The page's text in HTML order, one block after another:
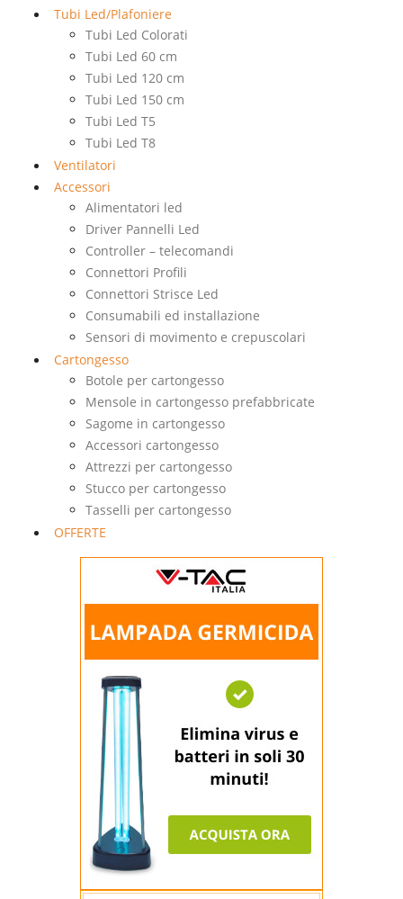
Tubi Led/Plafoniere
Tubi Led Colorati
Tubi Led 60 cm
Tubi Led 120 cm
Tubi Led 150 cm
Tubi Led T5
Tubi Led T8
Ventilatori
Accessori
Alimentatori led
Driver Pannelli Led
Controller – telecomandi
Connettori Profili
Connettori Strisce Led
Consumabili ed installazione
Sensori di movimento e crepuscolari
Cartongesso
Botole per cartongesso
Mensole in cartongesso prefabbricate
Sagome in cartongesso
Accessori cartongesso
Attrezzi per cartongesso
Stucco per cartongesso
Tasselli per cartongesso
OFFERTE